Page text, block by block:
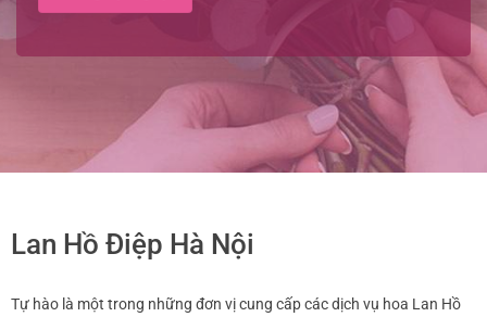
Lan Hồ Điệp Hà Nội
Tự hào là một trong những đơn vị cung cấp các dịch vụ hoa Lan Hồ